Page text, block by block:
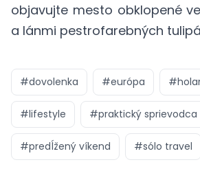
objavujte mesto obklopené
a lánmi pestrofarebných
#dovolenka #európa #
#lifestyle #praktický sprievodca
#predĺžený víkend #sólo travel